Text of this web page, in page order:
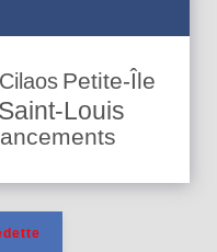
Cilaos Petite-Île
Saint-Louis